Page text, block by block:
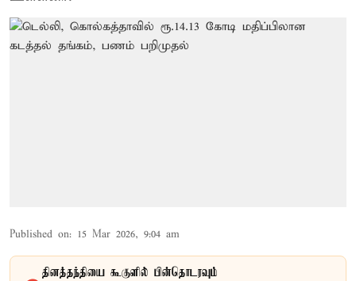
Published on: 15 Mar 2026, 9:04 am
தினத்தந்தியை கூகுளில் பின்தொடரவும்